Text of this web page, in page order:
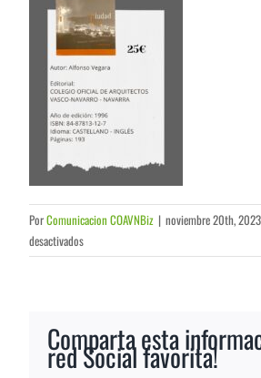
PorComunicacion COAVNBiz | noviembre 20th, 2023
desactivadosen
27
Comparta esta
red Social favorita!